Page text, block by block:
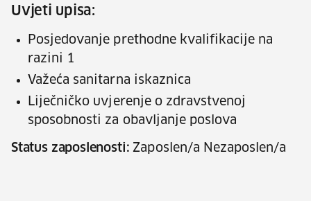
Uvjeti upisa:
Posjedovanje prethodne kvalifikacije na
razini 1
Važeća sanitarna iskaznica
Liječničko uvjerenje o zdravstvenoj
sposobnosti za obavljanje poslova
Status zaposlenosti: Zaposlen/a Nezaposlen/a